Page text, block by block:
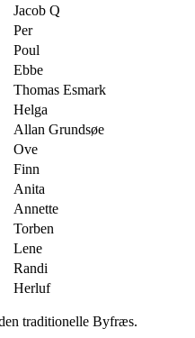
Jacob Q
Per
Poul
Ebbe
Thomas Esmark
Helga
Allan Grundsøe
Ove
Finn
Anita
Annette
Torben
Lene
Randi
Herluf
traditionelle Byfræs.